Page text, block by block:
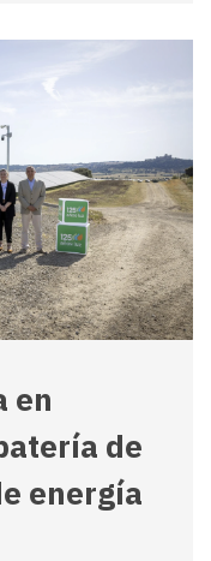
en
de
energía